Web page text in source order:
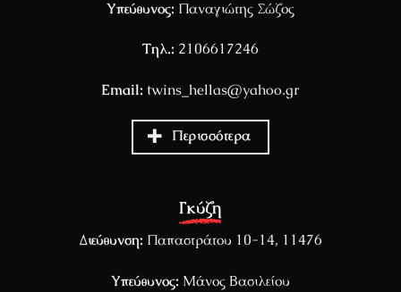
Υπεύθυνος: Παναγιώτης Σώζος
Τηλ.: 2106617246
Email: twins_hellas@yahoo.gr
Περισσότερα
Γκύζη
Διεύθυνση: Παπαστράτου 10-14, 11476
Υπεύθυνος: Μάνος Βασιλείου